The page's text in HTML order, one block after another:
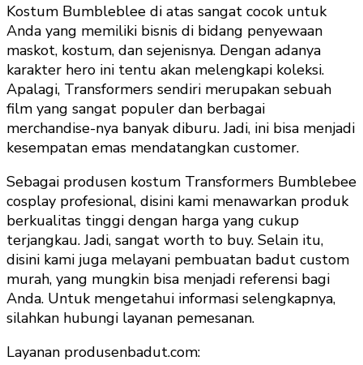
Kostum Bumbleblee di atas sangat cocok untuk
Anda yang memiliki bisnis di bidang penyewaan
maskot, kostum, dan sejenisnya. Dengan adanya
karakter hero ini tentu akan melengkapi koleksi.
Apalagi, Transformers sendiri merupakan sebuah
film yang sangat populer dan berbagai
merchandise-nya banyak diburu. Jadi, ini bisa menjadi
kesempatan emas mendatangkan customer.
Sebagai produsen kostum Transformers Bumblebee
cosplay profesional, disini kami menawarkan produk
berkualitas tinggi dengan harga yang cukup
terjangkau. Jadi, sangat worth to buy. Selain itu,
disini kami juga melayani pembuatan badut custom
murah, yang mungkin bisa menjadi referensi bagi
Anda. Untuk mengetahui informasi selengkapnya,
silahkan hubungi layanan pemesanan.
Layanan produsenbadut.com: